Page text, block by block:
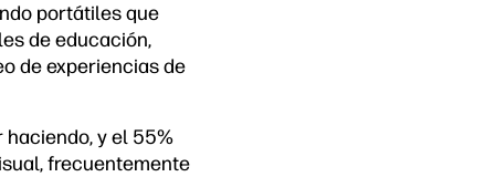
portátiles que
de educación,
de experiencias de
y el 55%
frecuentemente